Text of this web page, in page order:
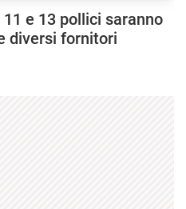
11 e 13 pollici saranno
diversi fornitori